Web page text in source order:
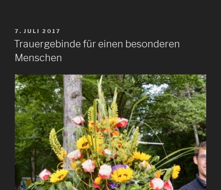
VERÖFFENTLICHT
AM
7. JULI 2017
Trauergebinde für einen besonderen
Menschen